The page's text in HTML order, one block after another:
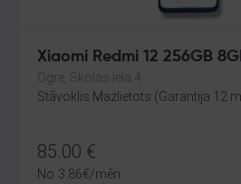
Xiaomi Redmi 12 256GB
Ogre, Skolas iela 4
Stāvoklis Mazlietots (Garantija 12
85.00 €
No 3.86€/mēn.